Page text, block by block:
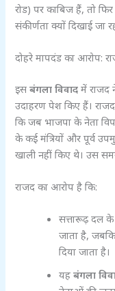
रोड) पर काबिज हैं, तो
संकीर्णता क्यों दिखाई जा
दोहरे मापदंड का आरोप:
इसबंगला विवाद में राजद
उदाहरण पेश किए हैं।
कि जब भाजपा के नेता
के कई मंत्रियों और पूर्व
खाली नहीं किए थे। उस
राजद का आरोप है कि:
सत्तारूढ़ दल
जाता है,
दिया जाता है।
यहबंगला